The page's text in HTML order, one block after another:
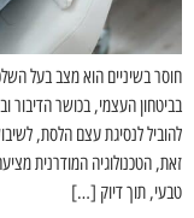
חוסר בשיניים הוא מצב בעל
בביטחון העצמי, בכושר הדיבור
להוביל לנסיגת עצם הלסת,
זאת, הטכנולוגיה המודרנית
טבעי, תוך דיוק […]